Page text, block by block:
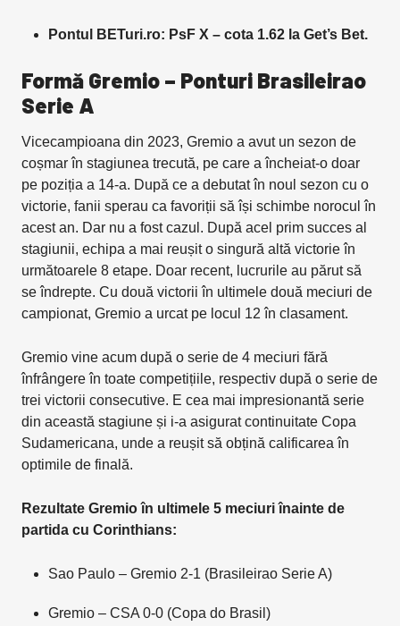
Pontul BETuri.ro: PsF X – cota 1.62 la Get’s Bet.
Formă Gremio – Ponturi Brasileirao
Serie A
Vicecampioana din 2023, Gremio a avut un sezon de
coșmar în stagiunea trecută, pe care a încheiat-o doar
pe poziția a 14-a. După ce a debutat în noul sezon cu o
victorie, fanii sperau ca favoriții să își schimbe norocul în
acest an. Dar nu a fost cazul. După acel prim succes al
stagiunii, echipa a mai reușit o singură altă victorie în
următoarele 8 etape. Doar recent, lucrurile au părut să
se îndrepte. Cu două victorii în ultimele două meciuri de
campionat, Gremio a urcat pe locul 12 în clasament.
Gremio vine acum după o serie de 4 meciuri fără
înfrângere în toate competițiile, respectiv după o serie de
trei victorii consecutive. E cea mai impresionantă serie
din această stagiune și i-a asigurat continuitate Copa
Sudamericana, unde a reușit să obțină calificarea în
optimile de finală.
Rezultate Gremio în ultimele 5 meciuri înainte de
partida cu Corinthians:
Sao Paulo – Gremio 2-1 (Brasileirao Serie A)
Gremio – CSA 0-0 (Copa do Brasil)